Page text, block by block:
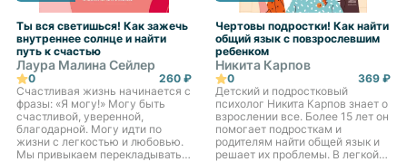
Ты вся светишься! Как зажечь
внутреннее солнце и найти
путь к счастью
Лаура Малина Сейлер
0
260 ₽
Счастливая жизнь начинается с
фразы: «Я могу!» Могу быть
счастливой, уверенной,
благодарной. Могу идти по
жизни с легкостью и любовью.
Мы привыкаем перекладывать
Чертовы подростки! Как найти
общий язык с повзрослевшим
ребенком
Никита Карпов
0
369 ₽
Детский и подростковый
психолог Никита Карпов знает о
взрослении все. Более 15 лет он
помогает подросткам и
родителям найти общей язык и
решает их проблемы. В легкой